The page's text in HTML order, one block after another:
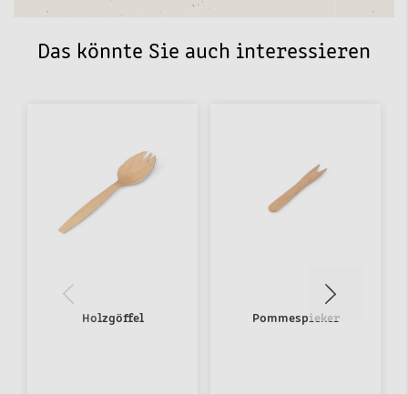
Das könnte Sie auch interessieren
Holzgöffel Pommespieker